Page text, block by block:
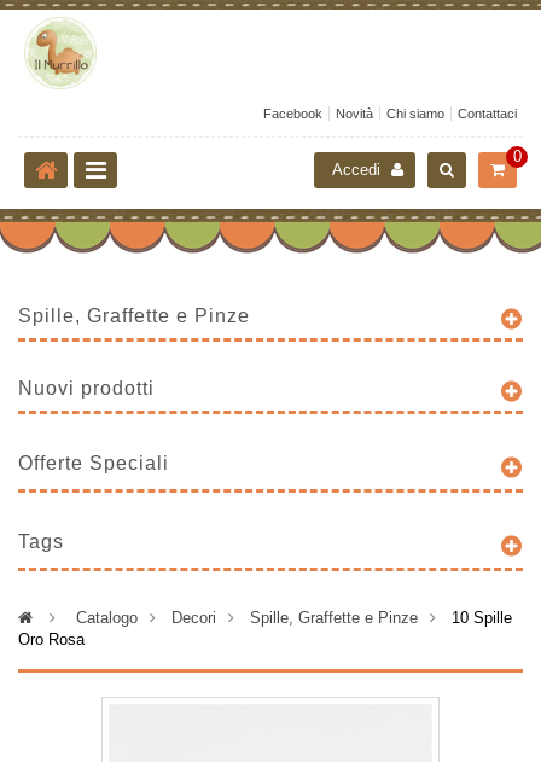
Facebook Novità Chi siamo Contattaci
0
Accedi
Spille, Graffette e Pinze
Nuovi prodotti
Offerte Speciali
Tags
> Catalogo > Decori > Spille, Graffette e Pinze >
10 Spille
Oro Rosa